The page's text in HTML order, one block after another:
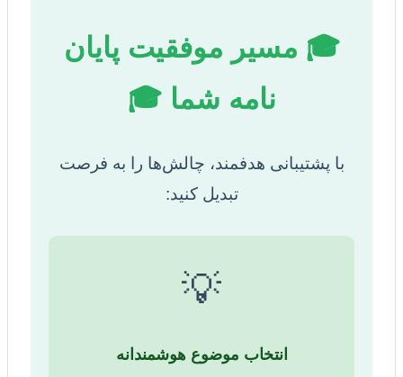
🎓 مسیر موفقیت پایان
نامه شما 🎓
با پشتیبانی هدفمند، چالش‌ها را به فرصت
تبدیل کنید:
💡
انتخاب موضوع هوشمندانه